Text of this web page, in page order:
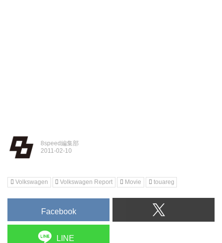
8speed編集部
Volkswagen Volkswagen Report Movie touareg
Facebook
LINE